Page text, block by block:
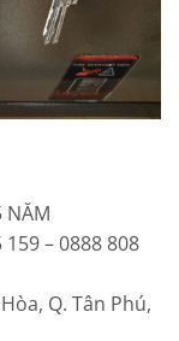
NĂM
– 0888 808
Q. Tân Phú,